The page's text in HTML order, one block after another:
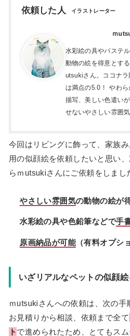
依頼した人 イラストレーター
ｍ
水彩絵の具やパステ
動物の絵を得意とす
utsukiさん。ココナ
は満点の5.0！ やわ
描写、美しい色遣い
せないやさしい雰囲
今回はリビングに飾って、家族
用の似顔絵を依頼したいと思い
らｍutsukiさんにご依頼をしまし
やさしい雰囲気の動物の絵が
水彩絵の具や色鉛筆などで手
原画納品が可能（有料オプシ
いざリアルなペットの似顔絵
ｍutsukiさんへの依頼は、次の手
お見積りから相談、依頼まで全て
ト で進められたため、とてもスム